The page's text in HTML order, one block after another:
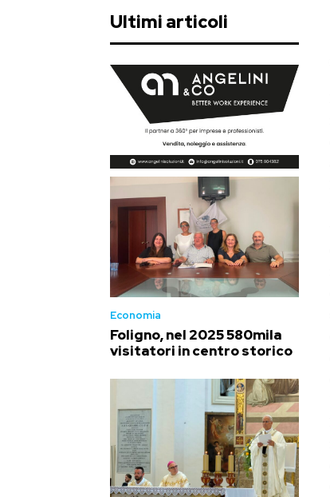
Ultimi articoli
Economia
Foligno, nel 2025 580mila
visitatori in centro storico